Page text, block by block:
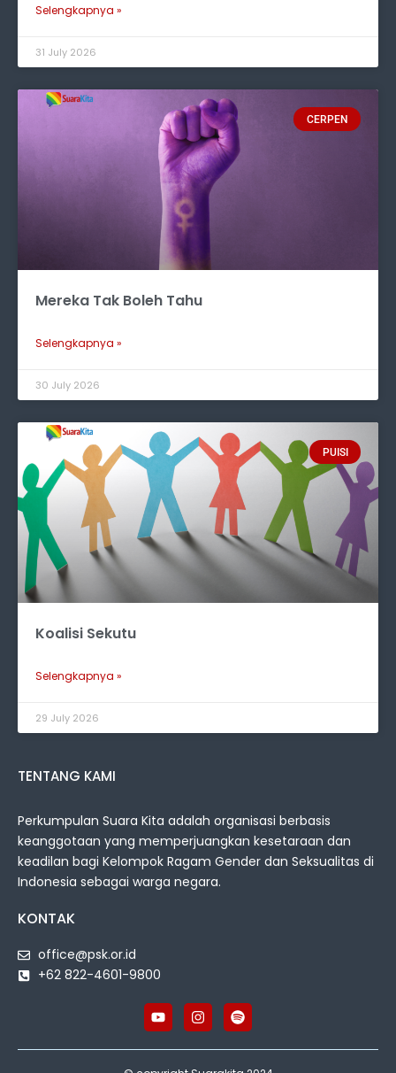
Selengkapnya »
31 July 2026
CERPEN
Mereka Tak Boleh Tahu
Selengkapnya »
30 July 2026
PUISI
Koalisi Sekutu
Selengkapnya »
29 July 2026
TENTANG KAMI
Perkumpulan Suara Kita adalah organisasi berbasis
keanggotaan yang memperjuangkan kesetaraan dan
keadilan bagi Kelompok Ragam Gender dan Seksualitas di
Indonesia sebagai warga negara.
KONTAK
office@psk.or.id
+62 822-4601-9800